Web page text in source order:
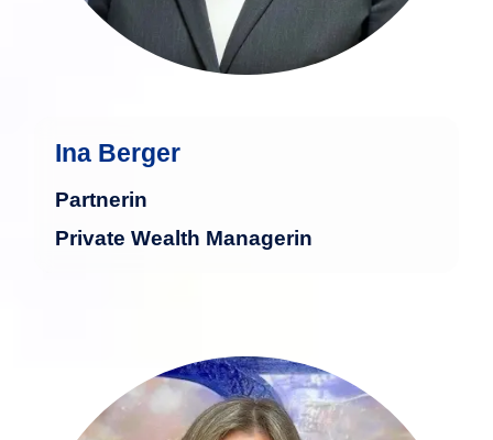
Ina Berger
Partnerin
Private Wealth Managerin
Susanne Welkenbach ist eine erfahrene
Finanzexpertin und verfügt über mehr